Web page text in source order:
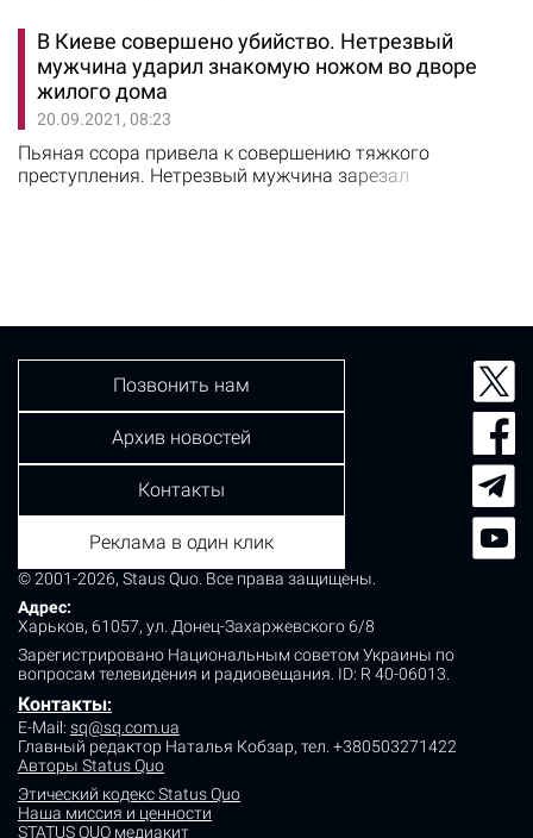
преступление. Об этом сообщило издание obozrevatel.
Иностранец, которого полицейские задержали по
подозрению в убийстве Оксаны Кени на Оболони,
оказался неоднократно судимым преступником. Он
успел отсидеть в России и Украине. А через несколько…
В Киеве совершено убийство. Нетрезвый
мужчина ударил знакомую ножом во дворе
жилого дома
20.09.2021, 08:23
Пьяная ссора привела к совершению тяжкого
преступления. Нетрезвый мужчина зарезал
© 2001-2026, Staus Quo. Все права защищены.
Адрес:
Харьков, 61057, ул. Донец-Захаржевского 6/8
Зарегистрировано Национальным советом Украины по
вопросам телевидения и радиовещания. ID: R 40-06013.
Контакты:
E-Mail: sq@sq.com.ua
Главный редактор Наталья Кобзар, тел. +380503271422
Авторы Status Quo
Этический кодекс Status Quo
Наша миссия и ценности
STATUS QUO медиакит
Позвонить нам
Архив новостей
Контакты
Реклама в один клик